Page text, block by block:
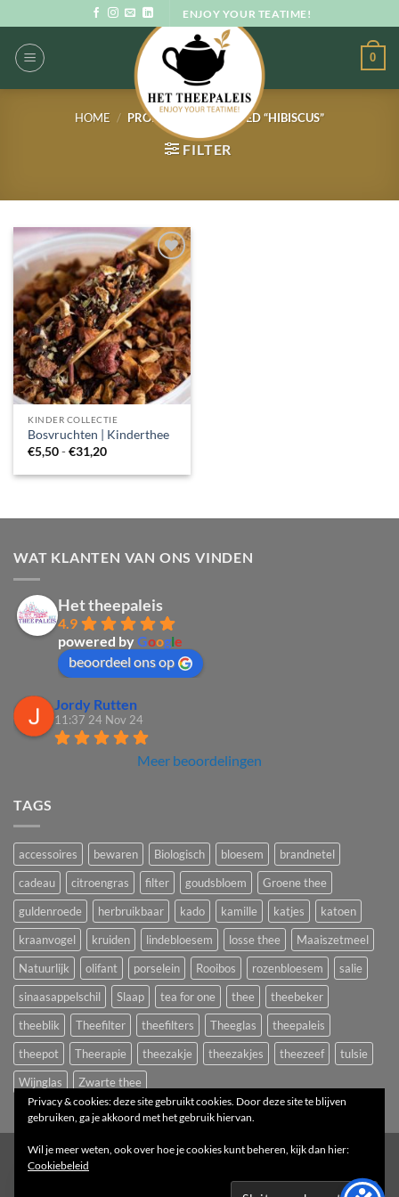
naar
inhoud
ENJOY YOUR TEATIME!
0
HOME / PRODUCTEN GETAGGED “HIBISCUS”
FILTER
KINDER COLLECTIE
Bosvruchten | Kinderthee
€5,50-€31,20Prijsklasse:
tot
WAT KLANTEN VAN ONS VINDEN
Het theepaleis
4.9
powered byGoogle
beoordeel ons op
Jordy Rutten
11:37 24 Nov 24
Meer beoordelingen
TAGS
accessoires bewaren Biologisch bloesem
brandnetel
cadeau
citroengras filter goudsbloem
Groene thee
guldenroede
herbruikbaar kado kamille katjes
katoen
kraanvogel
kruiden lindebloesem losse thee
Maaiszetmeel
Natuurlijk
olifant porselein Rooibos rozenbloesem
salie
sinaasappelschil
Slaap tea for one thee
theebeker
theeblik
Theefilter theefilters Theeglas
theepaleis
theepot
Theerapie theezakje theezakjes theezeef
tulsie
Wijnglas
Zwarte thee
Het Theepaleis
1
Privacy & cookies: deze site gebruikt cookies. Door deze site te blijven
gebruiken, ga je akkoord met het gebruik hiervan.
Wil je meer weten, ook over hoe je cookies kunt beheren, kijk dan hier:
Cookiebeleid